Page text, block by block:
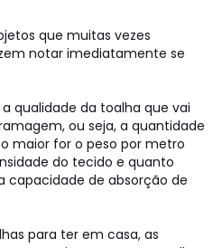
que muitas vezes
notar imediatamente se
qualidade da toalha que vai
ou seja, a quantidade
maior for o peso por metro
do tecido e quanto
capacidade de absorção de
para ter em casa, as